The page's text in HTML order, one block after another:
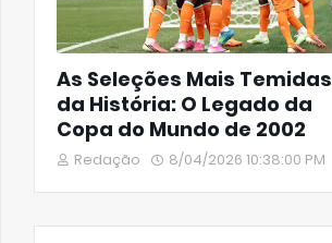
As Seleções Mais Temidas
da História: O Legado da
Copa do Mundo de 2002
Redação 8/04/2026 10:38:00 PM